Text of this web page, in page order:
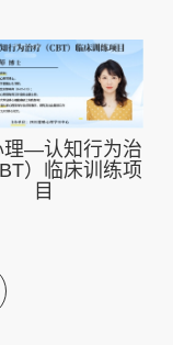
理—认知行为治
）临床训练项
目